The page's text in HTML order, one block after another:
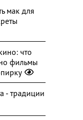
мак для
что
фильмы
- традиции